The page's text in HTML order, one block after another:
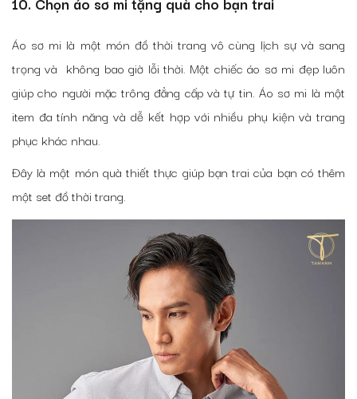
Áo sơ mi là một món đồ thời trang vô cùng lịch sự và sang
trọng và không bao giờ lỗi thời. Một chiếc áo sơ mi đẹp luôn
giúp cho người mặc trông đẳng cấp và tự tin. Áo sơ mi là một
item đa tính năng và dễ kết hợp với nhiều phụ kiện và trang
phục khác nhau.
Đây là một món quà thiết thực giúp bạn trai của bạn có thêm
một set đồ thời trang.